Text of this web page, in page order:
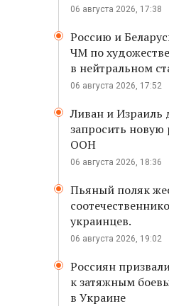
06 августа 2026, 17:38
Россию и
ЧМ по
в нейтральном
06 августа 2026, 17:52
Ливан и Израиль
запросить
ООН
06 августа 2026, 18:36
Пьяный поляк
украинцев.
06 августа 2026, 19:02
Россиян
к затяжным
в Украине